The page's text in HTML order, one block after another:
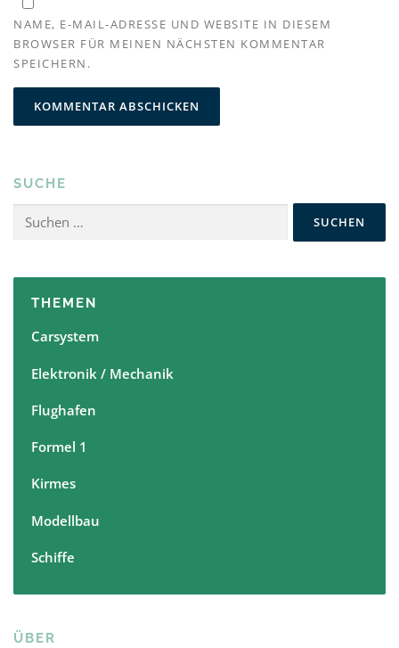
NAME, E-MAIL-ADRESSE UND WEBSITE IN DIESEM
BROWSER FÜR MEINEN NÄCHSTEN KOMMENTAR
SPEICHERN.
SUCHE
nach:
THEMEN
Carsystem
Elektronik / Mechanik
Flughafen
Formel 1
Kirmes
Modellbau
Schiffe
ÜBER